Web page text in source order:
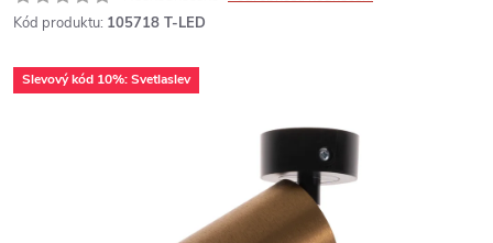
Kód produktu: 105718 T-LED
Slevový kód 10%: Svetlaslev